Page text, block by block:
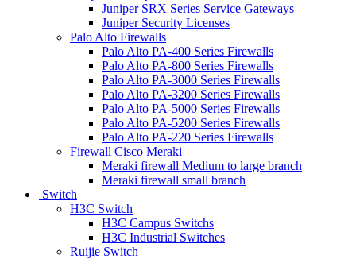
Juniper SRX Series Service Gateways
Juniper Security Licenses
Palo Alto Firewalls
Palo Alto PA-400 Series Firewalls
Palo Alto PA-800 Series Firewalls
Palo Alto PA-3000 Series Firewalls
Palo Alto PA-3200 Series Firewalls
Palo Alto PA-5000 Series Firewalls
Palo Alto PA-5200 Series Firewalls
Palo Alto PA-220 Series Firewalls
Firewall Cisco Meraki
Meraki firewall Medium to large branch
Meraki firewall small branch
Switch
H3C Switch
H3C Campus Switchs
H3C Industrial Switches
Ruijie Switch